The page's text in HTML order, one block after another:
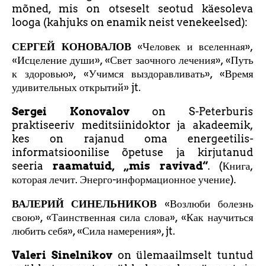
mõned, mis on otseselt seotud käesoleva
looga (kahjuks on enamik neist venekeelsed):
СЕРГЕЙ КОНОВАЛОВ«Человек и вселенная»,
«Исцеление души», «Свет заочного лечения», «Путь
к здоровью», «Учимся выздоравливать», «Время
удивительных открытий» jt.
Sergei Konovalovon S-Peterburis
praktiseeriv meditsiinidoktor ja akadeemik,
kes on rajanud oma energeetilis-
informatsioonilise õpetuse ja kirjutanud
seeria raamatuid, „mis ravivad“. (Книга,
которая лечит. Энерго-информационное учение).
ВАЛЕРИЙ СИНЕЛЬНИКОВ «Возлюби болезнь
свою», «Таинственная сила слова», «Как научиться
любить себя», «Сила намерения», jt.
Valeri Sinelnikovon ülemaailmselt tuntud